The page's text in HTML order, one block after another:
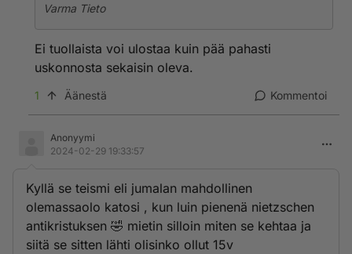
Varma Tieto
Ei tuollaista voi ulostaa kuin pää pahasti
uskonnosta sekaisin oleva.
1 Äänestä Kommentoi
Anonyymi
2024-02-29 19:33:57
Kyllä se teismi eli jumalan mahdollinen
olemassaolo katosi , kun luin pienenä nietzschen
antikristuksen 🤣 mietin silloin miten se kehtaa ja
siitä se sitten lähti olisinko ollut 15v